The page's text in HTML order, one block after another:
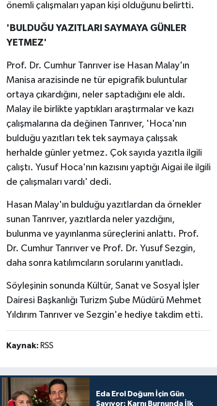
önemli çalışmaları yapan kişi olduğunu belirtti.
'BULDUĞU YAZITLARI SAYMAYA GÜNLER
YETMEZ'
Prof. Dr. Cumhur Tanrıver ise Hasan Malay'ın
Manisa arazisinde ne tür epigrafik buluntular
ortaya çıkardığını, neler saptadığını ele aldı.
Malay ile birlikte yaptıkları araştırmalar ve kazı
çalışmalarına da değinen Tanrıver, 'Hoca'nın
bulduğu yazıtları tek tek saymaya çalışsak
herhalde günler yetmez. Çok sayıda yazıtla ilgili
çalıştı. Yusuf Hoca'nın kazısını yaptığı Aigai ile ilgili
de çalışmaları vardı' dedi.
Hasan Malay'ın bulduğu yazıtlardan da örnekler
sunan Tanrıver, yazıtlarda neler yazdığını,
bulunma ve yayınlanma süreçlerini anlattı. Prof.
Dr. Cumhur Tanrıver ve Prof. Dr. Yusuf Sezgin,
daha sonra katılımcıların sorularını yanıtladı.
Söyleşinin sonunda Kültür, Sanat ve Sosyal İşler
Dairesi Başkanlığı Turizm Şube Müdürü Mehmet
Yıldırım Tanrıver ve Sezgin'e hediye takdim etti.
Kaynak: RSS
Eda Erol Doğum İçin Gün
Sayıyor: Karnı Burnunda İlk